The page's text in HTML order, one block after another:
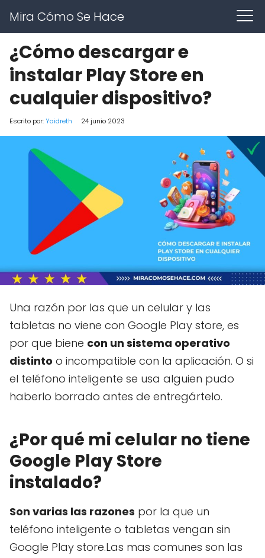
Mira Cómo Se Hace
¿Cómo descargar e
instalar Play Store en
cualquier dispositivo?
Escrito por:Yaidreth 24 junio 2023
Una razón por las que un celular y las
tabletas no viene con Google Play store, es
por que biene con un sistema operativo
distinto o incompatible con la aplicación. O si
el teléfono inteligente se usa alguien pudo
haberlo borrado antes de entregártelo.
¿Por qué mi celular no tiene
Google Play Store
instalado?
Son varias las razones por la que un
teléfono inteligente o tabletas vengan sin
Google Play store.Las mas comunes son las